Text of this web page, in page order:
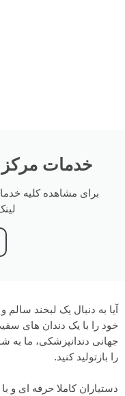
خدمات مرکز
برای مشاهده کلیه
آیا به دنبال یک لبخند سالم
خود را با یک دندان های
جهانی دندانپزشکی، ما به
را بازتولید کنید.
دستیاران کاملا حرفه ای و